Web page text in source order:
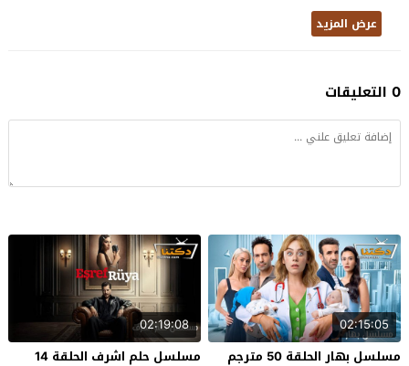
عرض المزيد
0 التعليقات
02:15:05
مسلسل بهار الحلقة 50 مترجم
02:19:08
مسلسل حلم اشرف الحلقة 14